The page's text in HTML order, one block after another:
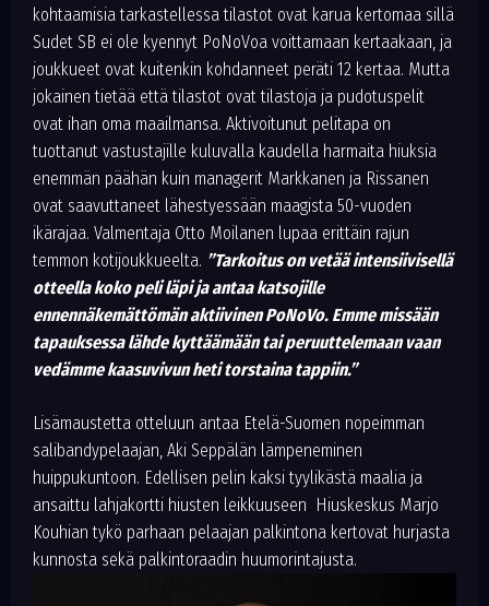
kohtaamisia tarkastellessa tilastot ovat karua kertomaa sillä
Sudet SB ei ole kyennyt PoNoVoa voittamaan kertaakaan, ja
joukkueet ovat kuitenkin kohdanneet peräti 12 kertaa. Mutta
jokainen tietää että tilastot ovat tilastoja ja pudotuspelit
ovat ihan oma maailmansa. Aktivoitunut pelitapa on
tuottanut vastustajille kuluvalla kaudella harmaita hiuksia
enemmän päähän kuin managerit Markkanen ja Rissanen
ovat saavuttaneet lähestyessään maagista 50-vuoden
ikärajaa. Valmentaja Otto Moilanen lupaa erittäin rajun
temmon kotijoukkueelta. ”Tarkoitus on vetää intensiivisellä
otteella koko peli läpi ja antaa katsojille
ennennäkemättömän aktiivinen PoNoVo. Emme missään
tapauksessa lähde kyttäämään tai peruuttelemaan vaan
vedämme kaasuvivun heti torstaina tappiin.”
Lisämaustetta otteluun antaa Etelä-Suomen nopeimman
salibandypelaajan, Aki Seppälän lämpeneminen
huippukuntoon. Edellisen pelin kaksi tyylikästä maalia ja
ansaittu lahjakortti hiusten leikkuuseen Hiuskeskus Marjo
Kouhian tykö parhaan pelaajan palkintona kertovat hurjasta
kunnosta sekä palkintoraadin huumorintajusta.